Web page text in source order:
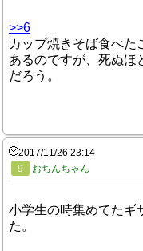
>>6
カップ焼きそば食べた
あるのですが、死ぬほ
だろう。
2017/11/26 23:14
9
おちんちゃん
小学生の時集めてたギ
た。